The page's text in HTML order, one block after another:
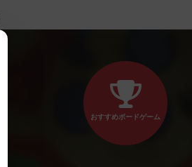
おすすめボードゲーム